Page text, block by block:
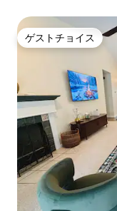
ゲストチョイス
ゲストチョイス